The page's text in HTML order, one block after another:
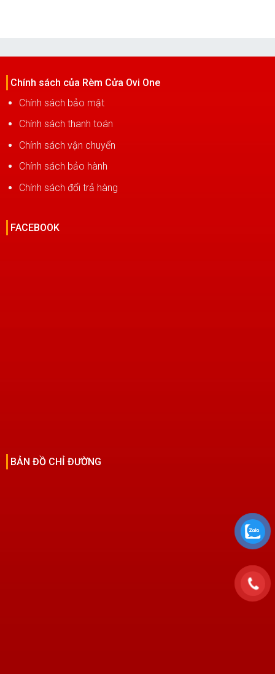
Chính sách của Rèm Cửa Ovi One
Chính sách bảo mật
Chính sách thanh toán
Chính sách vận chuyển
Chính sách bảo hành
Chính sách đổi trả hàng
FACEBOOK
BẢN ĐỒ CHỈ ĐƯỜNG